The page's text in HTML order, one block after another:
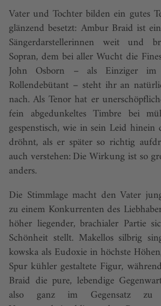
Vater und Tochter bilden ein gutes
glänzend besetzt: Ambur Braid ist
Sängerdarstellerinnen weit und
Sopran, dem bei aller Wucht die
John Osborn – als Einziger im
Rollendebütant – steht ihr an
nach. Als Tenor hat er
fein abgedunkeltes Timbre bei
gespenstisch, wie in sein Leid hinein
dröhnt, als er später so richtig
auch verstehen: Die Wirkung ist so
anders.
Die Stimmlage macht den Vater
zu einem Konkurrenten des
höher liegender, brachialer Partie
Schönheit stellt. Makellos silbrig
kowska als Eudoxie in höchste
Spur kühler gestaltete Figur,
Braid die pure, lebendige
also ganz im Gegensatz zu